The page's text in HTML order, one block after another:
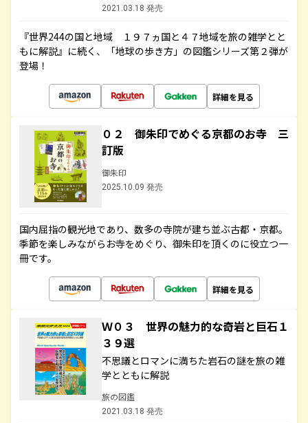
2021.03.18 発売
『世界244の国と地域 １９７ヵ国と４７地域を旅の雑学とと
もに解説』に続く、「地球の歩き方」の図鑑シリーズ第２弾が
登場！
詳細を見る
０２ 御朱印でめぐる京都のお寺 三
訂版
御朱印
2025.10.09 発売
国内屈指の観光地であり、数多の寺院が建ち並ぶ古都・京都。
季節を楽しみながらお寺をめぐり、御朱印を頂くのに役立つ一
冊です。
詳細を見る
Ｗ０３ 世界の魅力的な奇岩と巨石１
３９選
不思議とロマンに満ちた岩石の謎を旅の雑
学とともに解説
旅の図鑑
2021.03.18 発売